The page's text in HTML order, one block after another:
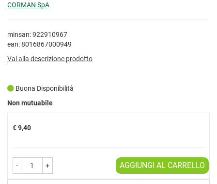
CORMAN SpA
minsan: 922910967
ean: 8016867000949
Vai alla descrizione prodotto
Buona Disponibilità
Non mutuabile
Prezzo
€ 9,40
- + AGGIUNGI AL CARRELLO